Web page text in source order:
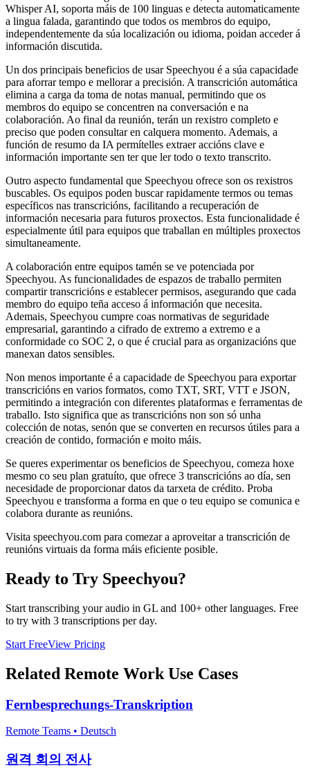
Whisper AI, soporta máis de 100 linguas e detecta automaticamente
a lingua falada, garantindo que todos os membros do equipo,
independentemente da súa localización ou idioma, poidan acceder á
información discutida.
Un dos principais beneficios de usar Speechyou é a súa capacidade
para aforrar tempo e mellorar a precisión. A transcrición automática
elimina a carga da toma de notas manual, permitindo que os
membros do equipo se concentren na conversación e na
colaboración. Ao final da reunión, terán un rexistro completo e
preciso que poden consultar en calquera momento. Ademais, a
función de resumo da IA permítelles extraer accións clave e
información importante sen ter que ler todo o texto transcrito.
Outro aspecto fundamental que Speechyou ofrece son os rexistros
buscables. Os equipos poden buscar rapidamente termos ou temas
específicos nas transcricións, facilitando a recuperación de
información necesaria para futuros proxectos. Esta funcionalidade é
especialmente útil para equipos que traballan en múltiples proxectos
simultaneamente.
A colaboración entre equipos tamén se ve potenciada por
Speechyou. As funcionalidades de espazos de traballo permiten
compartir transcricións e establecer permisos, asegurando que cada
membro do equipo teña acceso á información que necesita.
Ademais, Speechyou cumpre coas normativas de seguridade
empresarial, garantindo a cifrado de extremo a extremo e a
conformidade co SOC 2, o que é crucial para as organizacións que
manexan datos sensibles.
Non menos importante é a capacidade de Speechyou para exportar
transcricións en varios formatos, como TXT, SRT, VTT e JSON,
permitindo a integración con diferentes plataformas e ferramentas de
traballo. Isto significa que as transcricións non son só unha
colección de notas, senón que se converten en recursos útiles para a
creación de contido, formación e moito máis.
Se queres experimentar os beneficios de Speechyou, comeza hoxe
mesmo co seu plan gratuíto, que ofrece 3 transcricións ao día, sen
necesidade de proporcionar datos da tarxeta de crédito. Proba
Speechyou e transforma a forma en que o teu equipo se comunica e
colabora durante as reunións.
Visita speechyou.com para comezar a aproveitar a transcrición de
reunións virtuais da forma máis eficiente posible.
Ready to Try Speechyou?
Start transcribing your audio in GL and 100+ other languages. Free
to try with 3 transcriptions per day.
Start FreeView Pricing
Related Remote Work Use Cases
Fernbesprechungs-Transkription
Remote Teams • Deutsch
원격 회의 전사